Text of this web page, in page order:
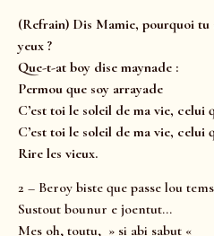
(Refrain) Dis Mamie, pourquoi tu
yeux ?
Que-t-at boy dise maynade :
Permou que soy arrayade
C’est toi le soleil de ma vie,
C’est toi le soleil de ma vie, celui
Rire les vieux.
2 – Beroy biste que passe lou
Sustout bounur e joentut…
Mes oh, toutu, » si abi sabut «